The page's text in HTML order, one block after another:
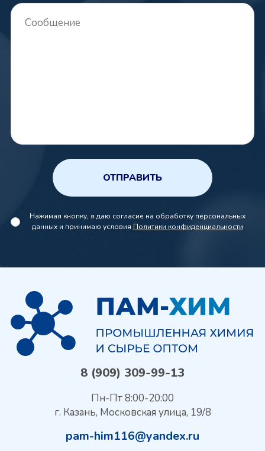
ОТПРАВИТЬ
Нажимая кнопку, я даю согласие на обработку персональных
данных и принимаю условия Политики конфиденциальности
8 (909) 309-99-13
Пн-Пт 8:00-20:00
г. Казань, Московская улица, 19/8
pam-him116@yandex.ru